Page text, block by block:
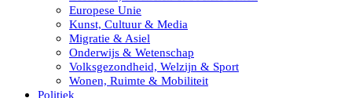
Europese Unie
Kunst, Cultuur & Media
Migratie & Asiel
Onderwijs & Wetenschap
Volksgezondheid, Welzijn & Sport
Wonen, Ruimte & Mobiliteit
Politiek